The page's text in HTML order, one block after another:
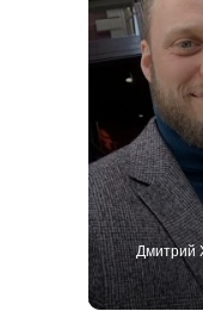
Дмитрий